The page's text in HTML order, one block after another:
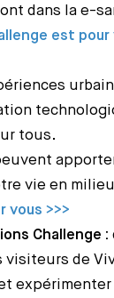
dans la e-
est pour
tous.
vie en
vous >>>
Challenge :
visiteurs de